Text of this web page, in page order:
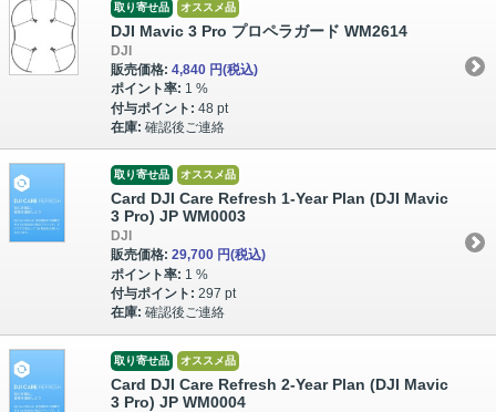
取り寄せ品 オススメ品
DJI Mavic 3 Pro プロペラガード WM2614
DJI
販売価格: 4,840 円(税込)
ポイント率: 1 %
付与ポイント: 48 pt
在庫: 確認後ご連絡
取り寄せ品 オススメ品
Card DJI Care Refresh 1-Year Plan (DJI Mavic
3 Pro) JP WM0003
DJI
販売価格: 29,700 円(税込)
ポイント率: 1 %
付与ポイント: 297 pt
在庫: 確認後ご連絡
取り寄せ品 オススメ品
Card DJI Care Refresh 2-Year Plan (DJI Mavic
3 Pro) JP WM0004